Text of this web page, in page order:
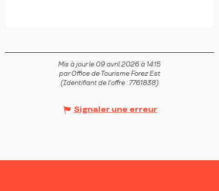
Mis à jour le 09 avril 2026 à 14:15
par Office de Tourisme Forez Est
(Identifiant de l'offre :7761838)
Signaler une erreur